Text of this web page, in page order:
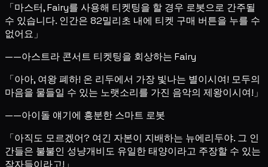
「마스터, Fairy를 사용해 티켓팅을 할 경우 로봇으로 간주될
수 있습니다. 인간은 82밀리초 내에 티켓 구매 버튼을 누를 수
없어요」
——아스트라 콘서트 티켓팅을 회상하는 Fairy
「아아, 여왕 폐하! 온 리두에서 가장 빛나는 별이시여! 모두의
마음을 물들일 수 있는 노랫소리를 가진 음악의 제왕이시여!」
——아이돌 얘기에 흥분한 스마트 로봇
「아직도 모르겠어? 여긴 자본이 지배하는 뉴에리두야. 그 인
간들은 불불인 성냥개비도 유일한 태양이라고 주장할 수 있는
작자들이라고!」